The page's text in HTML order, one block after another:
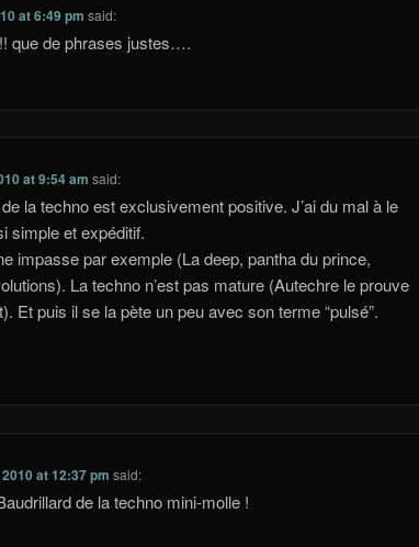
at 6:49 pm said:
que de phrases justes….
at 9:54 am said:
la techno est exclusivement positive. J’ai du mal à le
simple et expéditif.
impasse par exemple (La deep, pantha du prince,
La techno n’est pas mature (Autechre le prouve
Et puis il se la pète un peu avec son terme “pulsé”.
at 12:37 pm said:
de la techno mini-molle !